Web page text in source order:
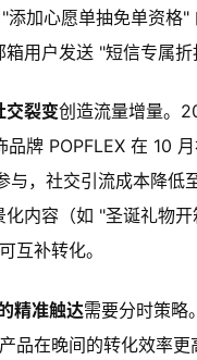
加心愿单抽免单资格
用户发送 "短信专属
交裂变创造流量增量。
牌 POPFLEX 在 10
与，社交引流成本降
内容（如 "圣诞礼物
互补转化。
精准触达需要分时策略
品在晚间的转化效率